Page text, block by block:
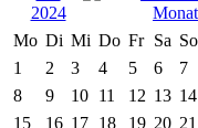
2024
Mo Di Mi Do Fr Sa So
1
2 3 4 5 6
7
8
9 10 11 12 13 14
15
16 17 18 19 20 21